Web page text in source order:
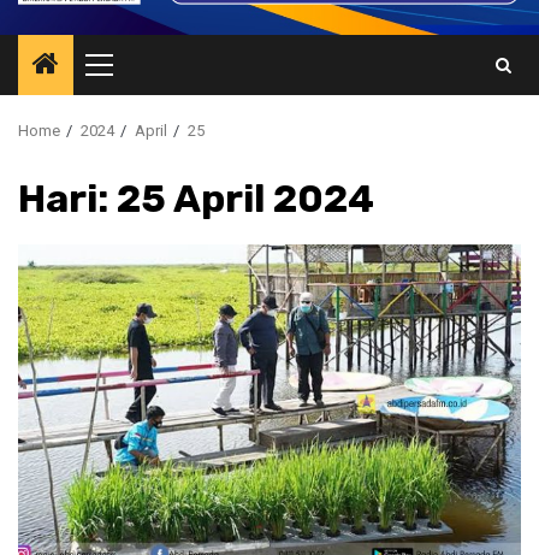
Primary
Menu
Home 2024 April 25
Hari: 25 April 2024